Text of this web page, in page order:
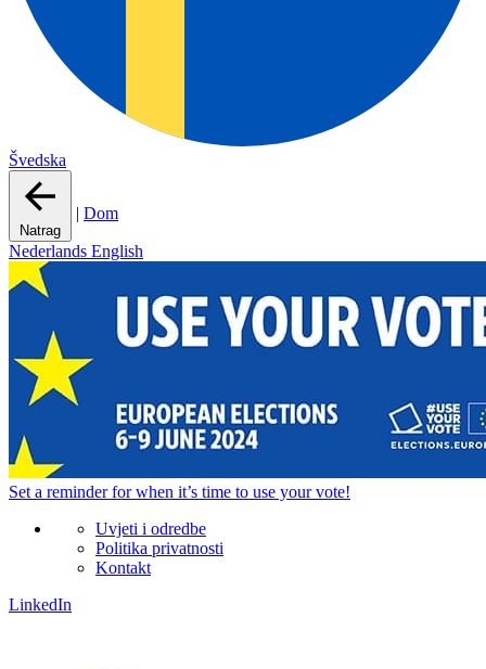
Švedska
Natrag
| Dom
Nederlands English
Set a reminderfor when it’s time to use your vote!
Uvjeti i odredbe
Politika privatnosti
Kontakt
LinkedIn